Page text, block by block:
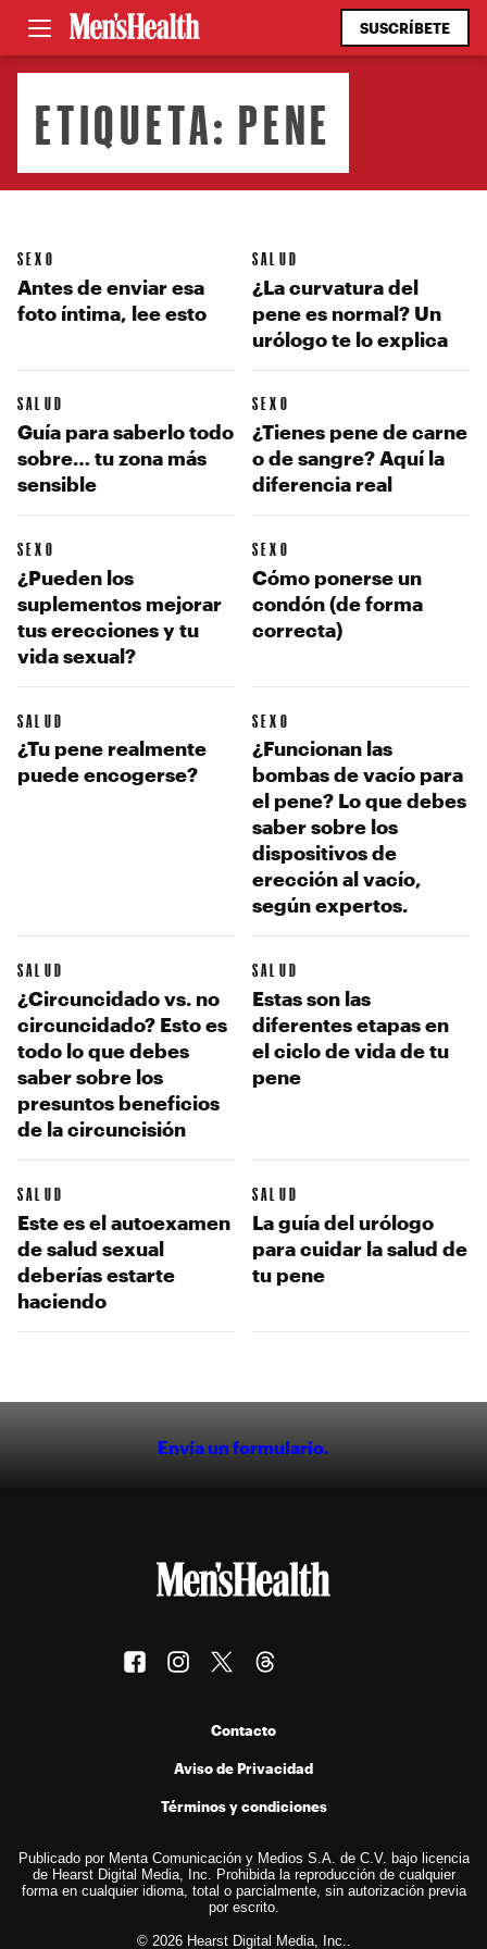
SUSCRÍBETE
ETIQUETA: PENE
SEXO
Antes de enviar esa
foto íntima, lee esto
SALUD
¿La curvatura del
pene es normal? Un
urólogo te lo explica
SALUD
Guía para saberlo todo
sobre… tu zona más
sensible
SEXO
¿Tienes pene de carne
o de sangre? Aquí la
diferencia real
SEXO
¿Pueden los
suplementos mejorar
tus erecciones y tu
vida sexual?
SEXO
Cómo ponerse un
condón (de forma
correcta)
SALUD
¿Tu pene realmente
puede encogerse?
SEXO
¿Funcionan las
bombas de vacío para
el pene? Lo que debes
saber sobre los
dispositivos de
erección al vacío,
según expertos.
SALUD
¿Circuncidado vs. no
circuncidado? Esto es
todo lo que debes
saber sobre los
presuntos beneficios
de la circuncisión
SALUD
Estas son las
diferentes etapas en
el ciclo de vida de tu
pene
SALUD
Este es el autoexamen
de salud sexual
deberías estarte
haciendo
SALUD
La guía del urólogo
para cuidar la salud de
tu pene
Envía un formulario.
Contacto
Aviso de Privacidad
Términos y condiciones
Publicado por Menta Comunicación y Medios S.A. de C.V. bajo licencia
de Hearst Digital Media, Inc. Prohibida la reproducción de cualquier
forma en cualquier idioma, total o parcialmente, sin autorización previa
por escrito.
© 2026 Hearst Digital Media, Inc..